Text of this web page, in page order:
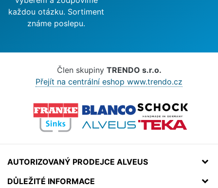
každou otázku. Sortiment
známe poslepu.
Člen skupiny TRENDO s.r.o.
Přejít na centrální eshop www.trendo.cz
AUTORIZOVANÝ PRODEJCE ALVEUS
DŮLEŽITÉ INFORMACE